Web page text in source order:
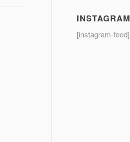
INSTAGRAM
[instagram-feed]